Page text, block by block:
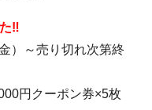
‼
～売り切れ次第終
円クーポン券×5枚